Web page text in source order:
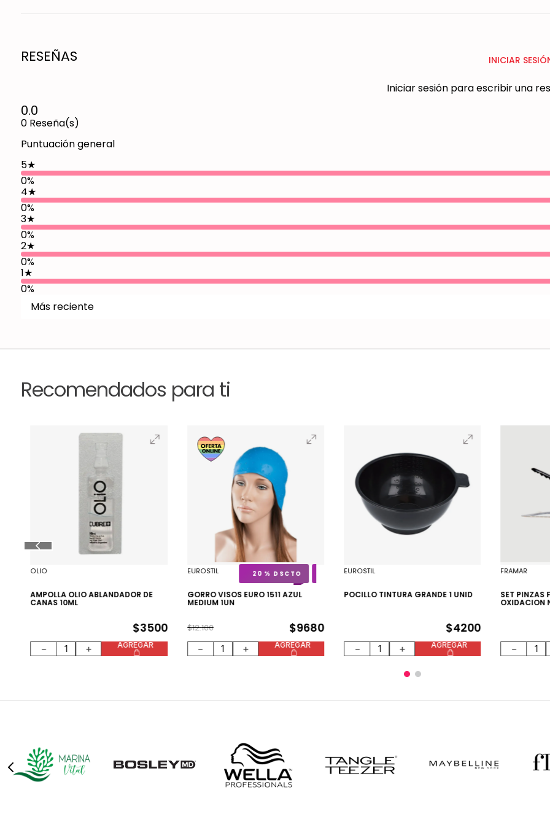
RESEÑAS INICIAR
Iniciar sesión para escribir una
0.0
0Reseña(s)
Puntuación general
5★
0%
4★
0%
3★
0%
2★
0%
1★
0%
Más reciente
Recomendados para ti
OLIO
AMPOLLA OLIO ABLANDADOR DE
CANAS 10ML
$3500
＋
－ AGREGAR
EUROSTIL
GORRO VISOS EURO 1511 AZUL
MEDIUM 1UN
20 %
$12.100 $9680
＋
－ AGREGAR
EUROSTIL
POCILLO TINTURA GRANDE 1 UNID
$4200
＋
－ AGREGAR
FRAMAR
SET PINZAS
OXIDACION
－